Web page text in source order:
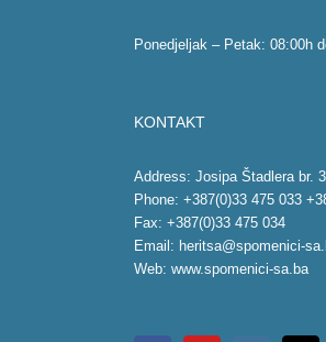
Ponedjeljak – Petak: 08:00h
KONTAKT
Address: Josipa Štadlera br.
Phone: +387(0)33 475 033
Fax: +387(0)33 475 034
Email: heritsa@spomenici-
Web: www.spomenici-sa.ba